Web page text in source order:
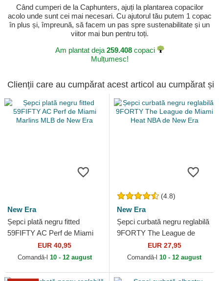
Când cumperi de la Caphunters, ajuți la plantarea copacilor
acolo unde sunt cei mai necesari. Cu ajutorul tău putem 1 copac
în plus și, împreună, să facem un pas spre sustenabilitate și un
viitor mai bun pentru toți.
Am plantat deja 259.408copaci
Mulțumesc!
Clienții care au cumpărat acest articol au cumpărat și
New Era
Șepci plată negru fitted
59FIFTY AC Perf de Miami
Marlins MLB de New Era
EUR 40,95
Comandă-l 10 - 12 august
(4.8)
New Era
Șepci curbată negru reglabilă
9FORTY The League de
Miami Heat NBA de New Era
EUR 27,95
Comandă-l 10 - 12 august